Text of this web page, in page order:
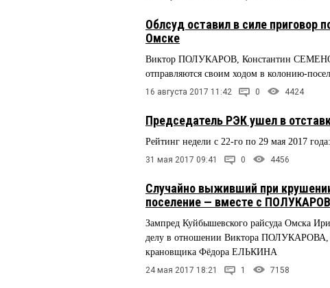
Облсуд оставил в силе приговор
Омске
Виктор ПОЛУКАРОВ, Константин
отправляются своим ходом в колонию-
16 августа 2017 11:42 0 4424
Председатель РЭК ушел в
Рейтинг недели с 22-го по 29 мая 2017
31 мая 2017 09:41 0 4456
Случайно выживший при
поселение — вместе с
Зампред Куйбышевского райсуда Омска
делу в отношении Виктора
крановщика Фёдора ЕЛЬКИНА
24 мая 2017 18:21 1 7158